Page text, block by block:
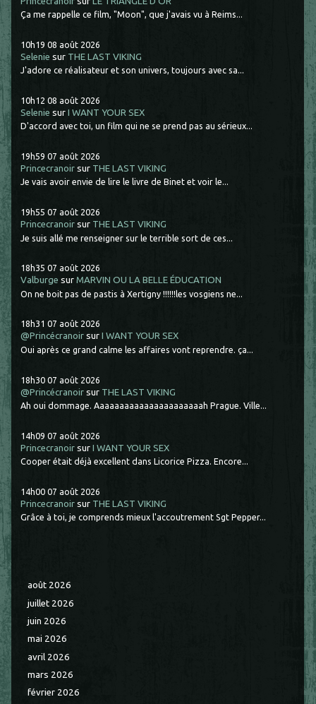
Ça me rappelle ce film, "Moon", que j'avais vu à Reims...
10h19 08 août 2026
Selenie sur THE LAST VIKING
J'adore ce réalisateur et son univers, toujours avec sa...
10h12 08 août 2026
Selenie surI WANT YOUR SEX
D'accord avec toi, un film qui ne se prend pas au sérieux...
19h59 07 août 2026
Princecranoir sur THE LAST VIKING
Je vais avoir envie de lire le livre de Binet et voir le...
19h55 07 août 2026
Princecranoir sur THE LAST VIKING
Je suis allé me renseigner sur le terrible sort de ces...
18h35 07 août 2026
Valburge surMARVIN OU LA BELLE ÉDUCATION
On ne boit pas de pastis à Xertigny !!!!!!les vosgiens ne...
18h31 07 août 2026
@Princécranoir surI WANT YOUR SEX
Oui après ce grand calme les affaires vont reprendre. ça...
18h30 07 août 2026
@Princécranoir sur THE LAST VIKING
Ah oui dommage. Aaaaaaaaaaaaaaaaaaaaaah Prague. Ville...
14h09 07 août 2026
Princecranoir surI WANT YOUR SEX
Cooper était déjà excellent dans Licorice Pizza. Encore...
14h00 07 août 2026
Princecranoir sur THE LAST VIKING
Grâce à toi, je comprends mieux l'accoutrement Sgt Pepper...
août 2026
juillet 2026
juin 2026
mai 2026
avril 2026
mars 2026
février 2026